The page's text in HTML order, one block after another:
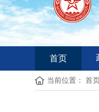
首页
当前位置： 首